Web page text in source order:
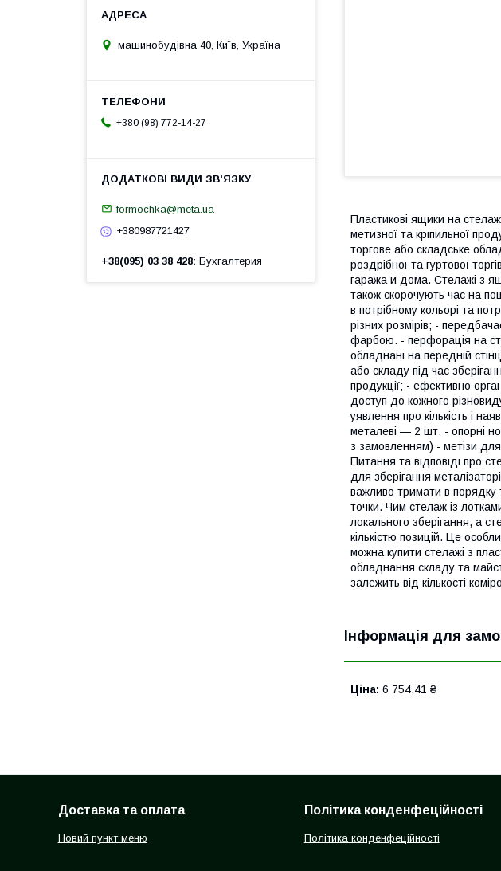
Пластикові ящики на
метизної та кріпильної
торгове або складське
роздрібної та гуртової
гаража и дома. Стелажі з
також скорочують час на
в потрібному кольорі та
різних розмірів; -
фарбою. - перфорація на
обладнані на передній
або складу під час
продукції; - ефективно
доступ до кожного
уявлення про кількість і
металеві — 2 шт. - опорні
з замовленням) - метізи
Питання та відповіді про
для зберігання
важливо тримати в порядку
точки. Чим стелаж із
локального зберігання, а
кількістю позицій. Це
можна купити стелажі з
обладнання складу та
залежить від кількості
Інформація для
Ціна: 6 754,41 ₴
машинобудівна 40, Київ, Україна
+380 (98) 772-14-27
formochka@meta.ua
+380987721427
+38(095) 03 38 428 Бухгалтерия
Доставка та оплата
Новий пункт меню
Політика конденфеційності
Політика конденфеційності